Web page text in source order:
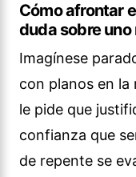
Cómo afrontar
duda sobre uno
Imagínese
con planos en
le pide que
confianza que
de repente se